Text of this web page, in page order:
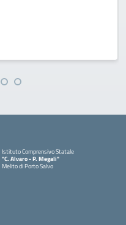
Istituto Comprensivo Statale
"C. Alvaro - P. Megali"
Melito di Porto Salvo